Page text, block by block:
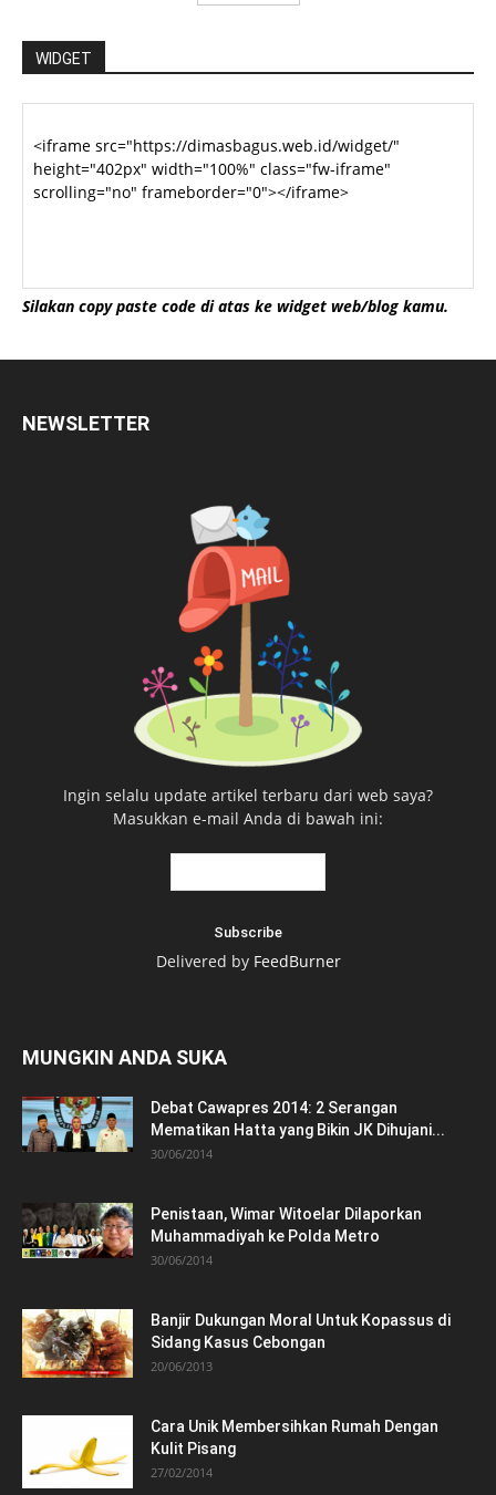
WIDGET
Silakan copy paste code di atas ke widget web/blog kamu.
NEWSLETTER
Ingin selalu update artikel terbaru dari web saya?
Masukkan e-mail Anda di bawah ini:
Delivered by FeedBurner
MUNGKIN ANDA SUKA
Debat Cawapres 2014: 2 Serangan
Mematikan Hatta yang Bikin JK Dihujani...
30/06/2014
Penistaan, Wimar Witoelar Dilaporkan
Muhammadiyah ke Polda Metro
30/06/2014
Banjir Dukungan Moral Untuk Kopassus di
Sidang Kasus Cebongan
20/06/2013
Cara Unik Membersihkan Rumah Dengan
Kulit Pisang
27/02/2014